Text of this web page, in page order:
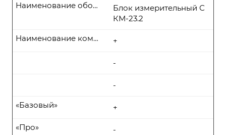
Блок измерительный С
КМ-23.2
Наименование оборудования
+
Наименование комплекта поставки
-
-
+
«Базовый»
-
«Про»